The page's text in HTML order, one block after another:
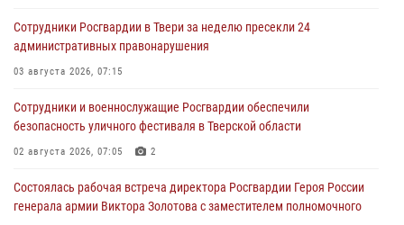
Сотрудники Росгвардии в Твери за неделю пресекли 24
административных правонарушения
03 августа 2026, 07:15
Сотрудники и военнослужащие Росгвардии обеспечили
безопасность уличного фестиваля в Тверской области
02 августа 2026, 07:05 2
Состоялась рабочая встреча директора Росгвардии Героя России
генерала армии Виктора Золотова с заместителем полномочного